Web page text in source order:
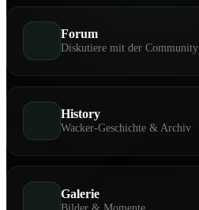
Forum
Diskutiere mit der Community
History
Wacker-Geschichte & Archiv
Galerie